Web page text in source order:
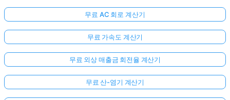
무료 AC 회로 계산기
무료 가속도 계산기
무료 외상 매출금 회전율 계산기
무료 산-염기 계산기